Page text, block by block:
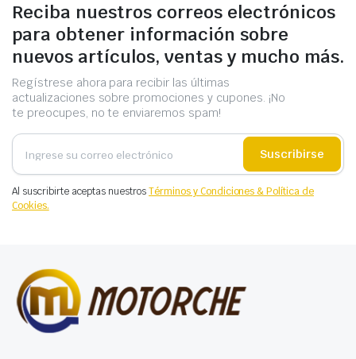
Reciba nuestros correos electrónicos
para obtener información sobre
nuevos artículos, ventas y mucho más.
Regístrese ahora para recibir las últimas
actualizaciones sobre promociones y cupones. ¡No
te preocupes, no te enviaremos spam!
Suscribirse
Al suscribirte aceptas nuestrosTérminos y Condiciones & Política de
Cookies.